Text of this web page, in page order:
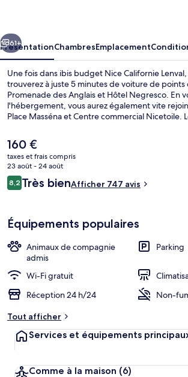
Lenval
Suivant
61+
PrésentationChambresEmplacement
Une fois dans ibis budget Nice Californie
trouverez à juste 5 minutes de voiture de
Promenade des Anglais et Hôtel Negresco. En
l'hébergement, vous aurez également vite
Place Masséna et Centre commercial Nicetoile.
Quelques minutes de marche seulement
des transports publics : Arrêt de tram Lenval
en quelques foulées et Arrêt de tram Fabron se
Le
prix
actuel
est
de
160 €
taxes et frais compris
23 août - 24 août
Avis
voyageurs
8,28,2 sur 10
Très bienAfficher 747 avis
Équipements populaires
Animaux de compagnie
admis
Parking
Wi-Fi gratuit
Réception 24 h/24
Non-
Tout afficher
Services et équipements
Comme à la maison (6)